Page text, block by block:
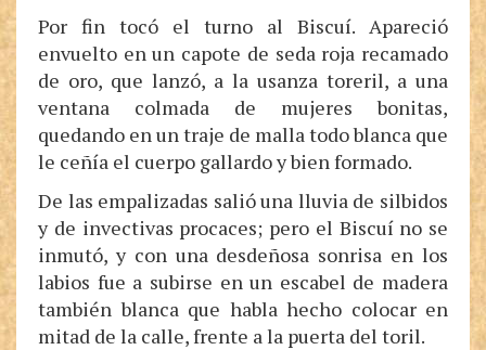
Por fin tocó el turno al Biscuí. Apareció
envuelto en un capote de seda roja recamado
de oro, que lanzó, a la usanza toreril, a una
ventana colmada de mujeres bonitas,
quedando en un traje de malla todo blanca que
le ceñía el cuerpo gallardo y bien formado.
De las empalizadas salió una lluvia de silbidos
y de invectivas procaces; pero el Biscuí no se
inmutó, y con una desdeñosa sonrisa en los
labios fue a subirse en un escabel de madera
también blanca que habla hecho colocar en
mitad de la calle, frente a la puerta del toril.